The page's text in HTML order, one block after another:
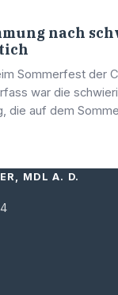
nach
Sommerfest der
war die
die auf dem
Der …
MDL A. D.